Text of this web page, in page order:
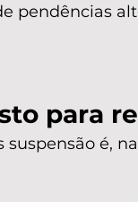
pendências
para
é,